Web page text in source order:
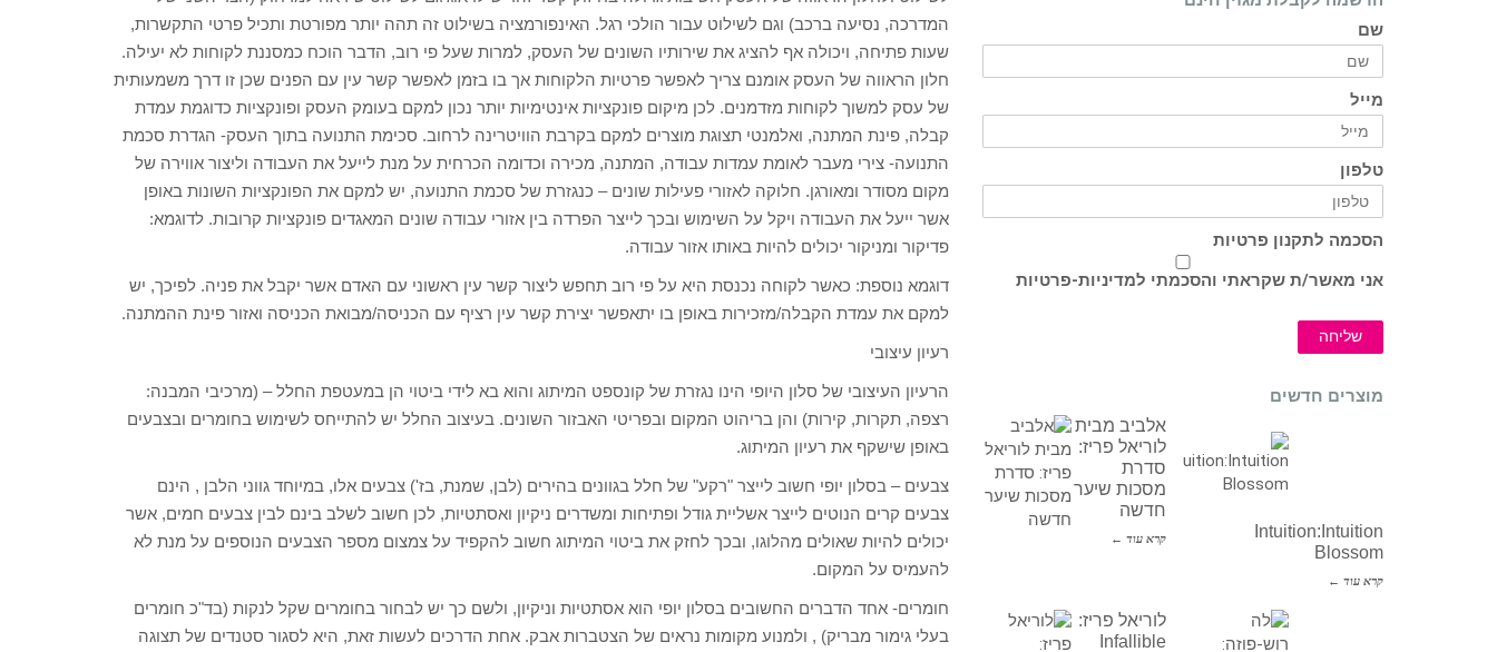
המדרכה, נסיעה ברכב) וגם לשילוט עבור הולכי רגל. האינפורמציה בשילוט זה תהה יותר מפורטת ותכיל פרטי התקשרות,
שעות פתיחה, ויכולה אף להציג את שירותיו השונים של העסק, למרות שעל פי רוב, הדבר הוכח כמסננת לקוחות לא יעילה.
חלון הראווה של העסק אומנם צריך לאפשר פרטיות הלקוחות אך בו בזמן לאפשר קשר עין עם הפנים שכן זו דרך משמעותית
של עסק למשוך לקוחות מזדמנים. לכן מיקום פונקציות אינטימיות יותר נכון למקם בעומק העסק ופונקציות כדוגמת עמדת
קבלה, פינת המתנה, ואלמנטי תצוגת מוצרים למקם בקרבת הוויטרינה לרחוב. סכימת התנועה בתוך העסק- הגדרת סכמת
התנועה- צירי מעבר לאומת עמדות עבודה, המתנה, מכירה וכדומה הכרחית על מנת לייעל את העבודה וליצור אווירה של
מקום מסודר ומאורגן. חלוקה לאזורי פעילות שונים – כנגזרת של סכמת התנועה, יש למקם את הפונקציות השונות באופן
אשר ייעל את העבודה ויקל על השימוש ובכך לייצר הפרדה בין אזורי עבודה שונים המאגדים פונקציות קרובות. לדוגמא:
פדיקור ומניקור יכולים להיות באותו אזור עבודה.
דוגמא נוספת: כאשר לקוחה נכנסת היא על פי רוב תחפש ליצור קשר עין ראשוני עם האדם אשר יקבל את פניה. לפיכך, יש
למקם את עמדת הקבלה/מזכירות באופן בו יתאפשר יצירת קשר עין רציף עם הכניסה/מבואת הכניסה ואזור פינת ההמתנה.
רעיון עיצובי
הרעיון העיצובי של סלון היופי הינו נגזרת של קונספט המיתוג והוא בא לידי ביטוי הן במעטפת החלל – (מרכיבי המבנה:
רצפה, תקרות, קירות) והן בריהוט המקום ובפריטי האבזור השונים. בעיצוב החלל יש להתייחס לשימוש בחומרים ובצבעים
באופן שישקף את רעיון המיתוג.
צבעים – בסלון יופי חשוב לייצר "רקע" של חלל בגוונים בהירים (לבן, שמנת, בז') צבעים אלו, במיוחד גווני הלבן , הינם
צבעים קרים הנוטים לייצר אשליית גודל ופתיחות ומשדרים ניקיון ואסתטיות, לכן חשוב לשלב בינם לבין צבעים חמים, אשר
יכולים להיות שאולים מהלוגו, ובכך לחזק את ביטוי המיתוג חשוב להקפיד על צמצום מספר הצבעים הנוספים על מנת לא
להעמיס על המקום.
חומרים- אחד הדברים החשובים בסלון יופי הוא אסתטיות וניקיון, ולשם כך יש לבחור בחומרים שקל לנקות (בד"כ חומרים
בעלי גימור מבריק) , ולמנוע מקומות נראים של הצטברות אבק. אחת הדרכים לעשות זאת, היא לסגור סטנדים של תצוגה
שם
מייל
טלפון
הסכמה לתקנון פרטיות
אני מאשר/ת שקראתי והסכמתי למדיניות-פרטיות
שליחה
מוצרים חדשים
אלביב מבית
לוריאל פריז:
סדרת
מסכות שיער
חדשה
קרא עוד ←
Intuition:Intuition
Blossom
קרא עוד ←
לוריאל פריז:
Infallible